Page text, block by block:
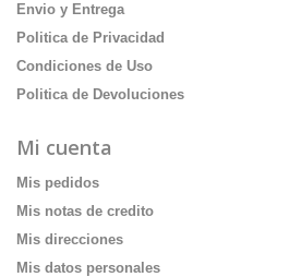
Envio y Entrega
Politica de Privacidad
Condiciones de Uso
Politica de Devoluciones
Mi cuenta
Mis pedidos
Mis notas de credito
Mis direcciones
Mis datos personales